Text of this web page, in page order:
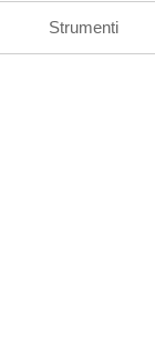
Strumenti